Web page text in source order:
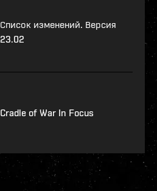
Список изменений. Версия
23.02
Cradle of War In Focus